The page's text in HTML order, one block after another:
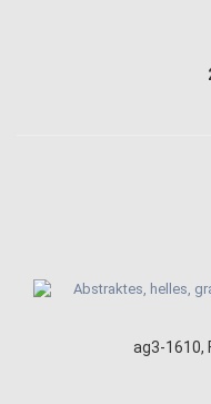
ag3-1610,